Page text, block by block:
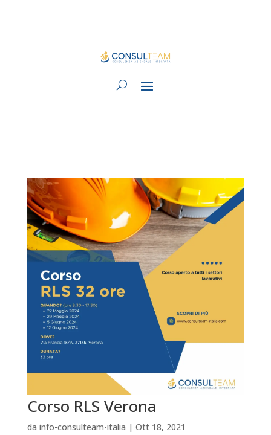
Corso RLS Verona
da info-consulteam-italia | Ott 18, 2021